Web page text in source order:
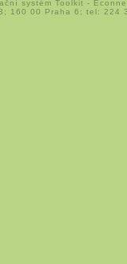
systém Toolkit -
160 00 Praha 6; tel: 224